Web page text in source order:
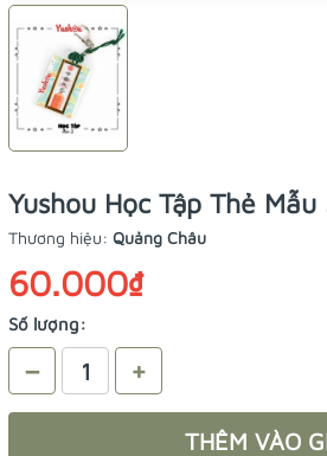
Yushou Học Tập Thẻ Mẫu
Thương hiệu: Quảng Châu
60.000₫
Số lượng:
– +
THÊM VÀO